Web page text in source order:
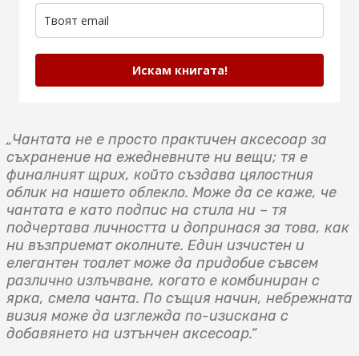
Искам книгата!
„Чантата не е просто практичен аксесоар за
съхранение на ежедневните ни вещи; тя е
финалният щрих, който създава цялостния
облик на нашето облекло. Може да се каже, че
чантата е като подпис на стила ни – тя
подчертава личността и допринася за това, как
ни възприемат околните. Един изчистен и
елегантен тоалет може да придобие съвсем
различно излъчване, когато е комбиниран с
ярка, смела чанта. По същия начин, небрежната
визия може да изглежда по-изискана с
добавянето на изтънчен аксесоар.“